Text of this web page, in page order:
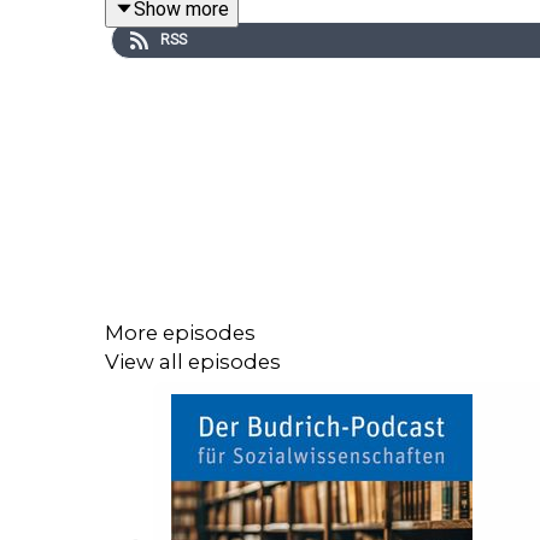
stehen vor unterschiedlichen
Struktur sich nicht bändigen lässt oder jeder
Die Titelmusik des Podcasts ist ein Auszug aus
License
http://creativecommons.org/licenses/by/4.0/
Show more
RSS
More episodes
View all episodes